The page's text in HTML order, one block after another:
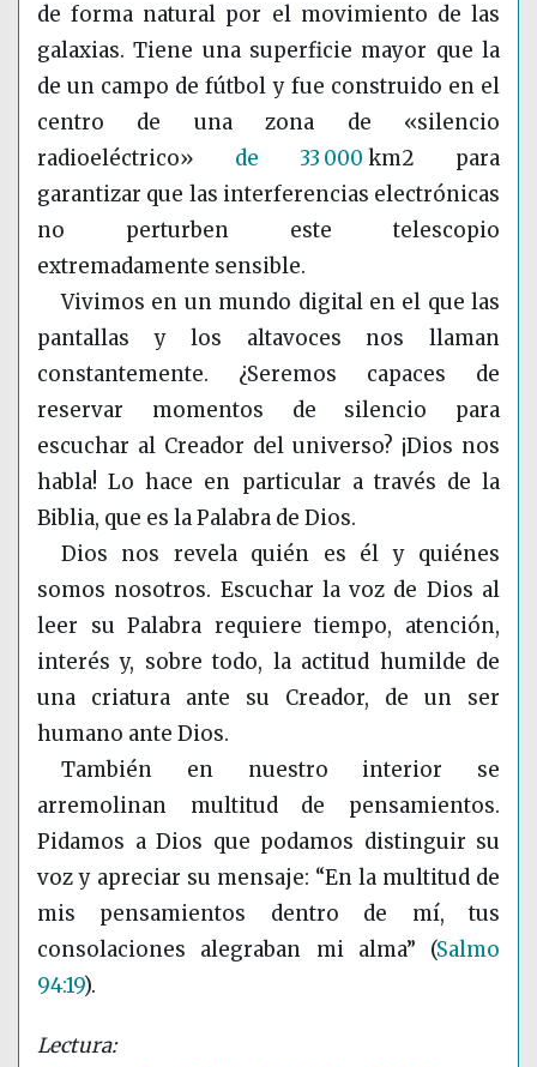
de forma natural por el movimiento de las
galaxias. Tiene una superficie mayor que la
de un campo de fútbol y fue construido en el
centro de una zona de «silencio
radioeléctrico» de 33 000 km2 para
garantizar que las interferencias electrónicas
no perturben este telescopio
extremadamente sensible.
Vivimos en un mundo digital en el que las
pantallas y los altavoces nos llaman
constantemente. ¿Seremos capaces de
reservar momentos de silencio para
escuchar al Creador del universo? ¡Dios nos
habla! Lo hace en particular a través de la
Biblia, que es la Palabra de Dios.
Dios nos revela quién es él y quiénes
somos nosotros. Escuchar la voz de Dios al
leer su Palabra requiere tiempo, atención,
interés y, sobre todo, la actitud humilde de
una criatura ante su Creador, de un ser
humano ante Dios.
También en nuestro interior se
arremolinan multitud de pensamientos.
Pidamos a Dios que podamos distinguir su
voz y apreciar su mensaje: “En la multitud de
mis pensamientos dentro de mí, tus
consolaciones alegraban mi alma” (Salmo
94:19).